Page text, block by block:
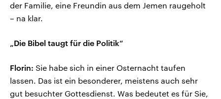
der Familie, eine Freundin aus dem Jemen raugeholt
– na klar.
„Die Bibel taugt für die Politik“
Florin: Sie habe sich in einer Osternacht taufen
lassen. Das ist ein besonderer, meistens auch sehr
gut besuchter Gottesdienst. Was bedeutet es für Sie,